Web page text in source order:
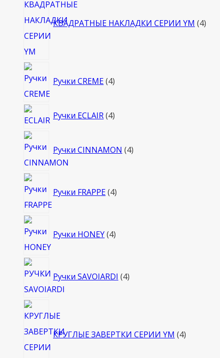
КВАДРАТНЫЕ НАКЛАДКИ СЕРИИ YM 4
Ручки CREME 4товара
Ручки ECLAIR 44
Ручки CINNAMON 4товара
Ручки FRAPPE 4товара
Ручки HONEY 4товара
Ручки SAVOIARDI 4товара
КРУГЛЫЕ ЗАВЕРТКИ СЕРИИ YM 4